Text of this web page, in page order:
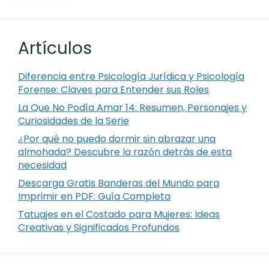
Artículos
Diferencia entre Psicología Jurídica y Psicología
Forense: Claves para Entender sus Roles
La Que No Podía Amar 14: Resumen, Personajes y
Curiosidades de la Serie
¿Por qué no puedo dormir sin abrazar una
almohada? Descubre la razón detrás de esta
necesidad
Descarga Gratis Banderas del Mundo para
Imprimir en PDF: Guía Completa
Tatuajes en el Costado para Mujeres: Ideas
Creativas y Significados Profundos